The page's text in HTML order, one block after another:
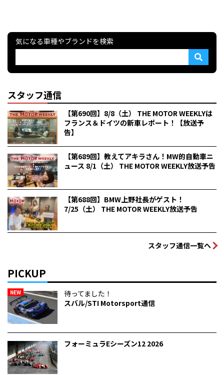
気になる車種やブランドを検索
スタッフ通信
【第690回】8/8（土） THE MOTOR WEEKLYは
フランス＆ドイツの新車レポート！【放送予
告】
【第689回】教えてアキラさん！MW的自動車ニ
ュース 8/1（土） THE MOTOR WEEKLY放送予告
【第688回】BMW上野社長がゲスト！
7/25（土） THE MOTOR WEEKLY放送予告
スタッフ通信一覧へ
PICKUP
NEW
待ってました！
スバル/STI Motorsport通信
フォーミュラEシーズン12 2026